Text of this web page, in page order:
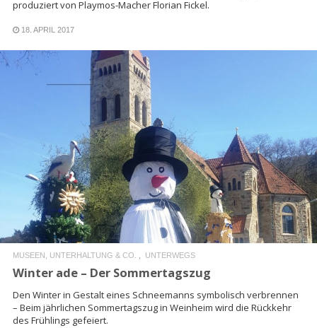
produziert von Playmos-Macher Florian Fickel.
18. APRIL 2017
READ MORE
MUSEEN, UNTERHALTUNG & CO. UNTERWEGS
Winter ade – Der Sommertagszug
Den Winter in Gestalt eines Schneemanns symbolisch verbrennen
– Beim jährlichen Sommertagszug in Weinheim wird die Rückkehr
des Frühlings gefeiert.